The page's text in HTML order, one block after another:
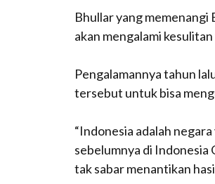
Bhullar yang
akan mengalami
Pengalamannya tahun
tersebut untuk bisa
“Indonesia adalah
sebelumnya di Indonesia
tak sabar menantikan